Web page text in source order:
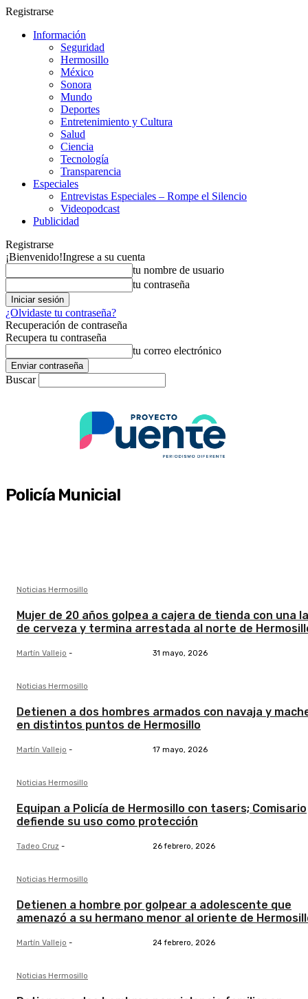
Registrarse
Información
Seguridad
Hermosillo
México
Sonora
Mundo
Deportes
Entretenimiento y Cultura
Salud
Ciencia
Tecnología
Transparencia
Especiales
Entrevistas Especiales – Rompe el Silencio
Videopodcast
Publicidad
Registrarse
¡Bienvenido!Ingrese a su cuenta
tu nombre de usuario
tu contraseña
¿Olvidaste tu contraseña?
Recuperación de contraseña
Recupera tu contraseña
tu correo electrónico
Buscar
Policía Municial
Noticias Hermosillo
Mujer de 20 años golpea a cajera de tienda con una
de cerveza y termina arrestada al norte de
Martín Vallejo - 31 mayo, 2026
Noticias Hermosillo
Detienen a dos hombres armados con navaja y
en distintos puntos de Hermosillo
Martín Vallejo - 17 mayo, 2026
Noticias Hermosillo
Equipan a Policía de Hermosillo con tasers; Comisario
defiende su uso como protección
Tadeo Cruz - 26 febrero, 2026
Noticias Hermosillo
Detienen a hombre por golpear a adolescente que
amenazó a su hermano menor al oriente de
Martín Vallejo - 24 febrero, 2026
Noticias Hermosillo